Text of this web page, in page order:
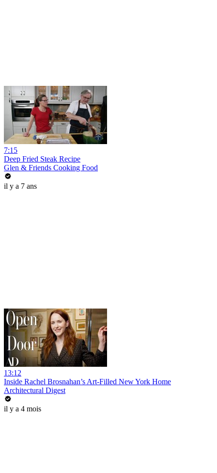
7:15
Deep Fried Steak Recipe
Glen & Friends Cooking Food
il y a 7 ans
13:12
Inside Rachel Brosnahan’s Art-Filled New York Home
Architectural Digest
il y a 4 mois